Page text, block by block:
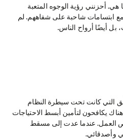
هي. أحزنني رؤية الوجوه المتعبة
ابتسامات شاحبة على شفاههم. لم
أيضًا أرواح الناس.
التي كانت تحت سيطرة النظام
يكافحون لتأمين أبسط الاحتياجات
العمل. عندما عدت إلى مسقط
وأصدقائي.